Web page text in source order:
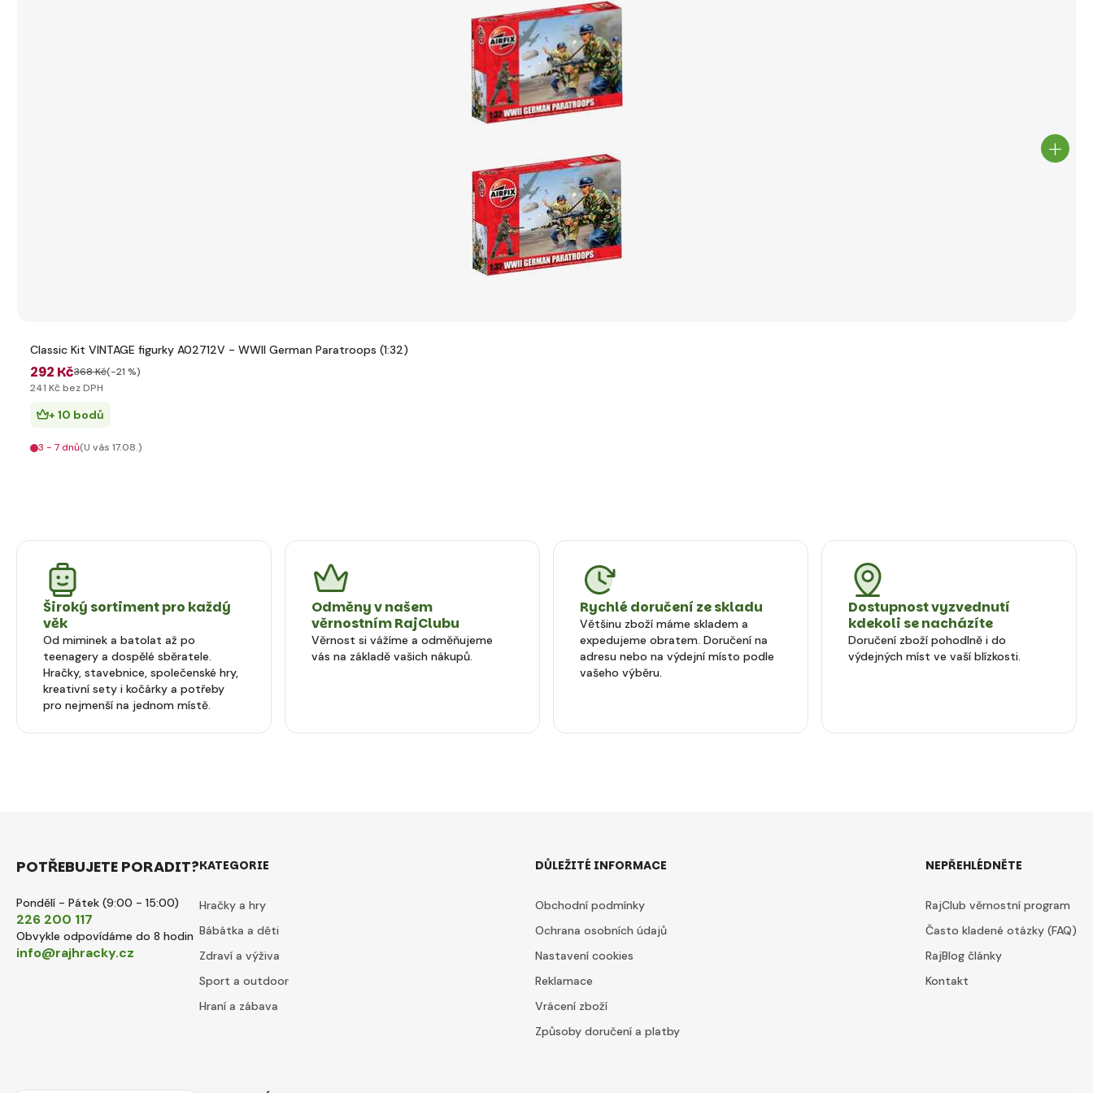
Classic Kit VINTAGE figurky A02712V - WWII German Paratroops (1:32)
292 Kč368 Kč(-21 %)
241 Kč bez DPH
+ 10 bodů
3 - 7 dnů(U vás 17.08.)
Široký sortiment pro každý
věk
Od miminek a batolat až po
teenagery a dospělé sběratele.
Hračky, stavebnice, společenské hry,
kreativní sety i kočárky a potřeby
pro nejmenší na jednom místě.
Odměny v našem
věrnostním RajClubu
Věrnost si vážíme a odměňujeme
vás na základě vašich nákupů.
Rychlé doručení ze skladu
Většinu zboží máme skladem a
expedujeme obratem. Doručení na
adresu nebo na výdejní místo podle
vašeho výběru.
Dostupnost vyzvednutí
kdekoli se nacházíte
Doručení zboží pohodlně i do
výdejných míst ve vaší blízkosti.
POTŘEBUJETE PORADIT?
Pondělí - Pátek (9:00 - 15:00)
226 200 117
Obvykle odpovídáme do 8 hodin
info@rajhracky.cz
KATEGORIE
Hračky a hry
Bábátka a děti
Zdraví a výživa
Sport a outdoor
Hraní a zábava
DŮLEŽITÉ INFORMACE
Obchodní podmínky
Ochrana osobních údajů
Nastavení cookies
Reklamace
Vrácení zboží
Způsoby doručení a platby
NEPŘEHLÉDNĚTE
RajClub věrnostní program
Často kladené otázky (FAQ)
RajBlog články
Kontakt